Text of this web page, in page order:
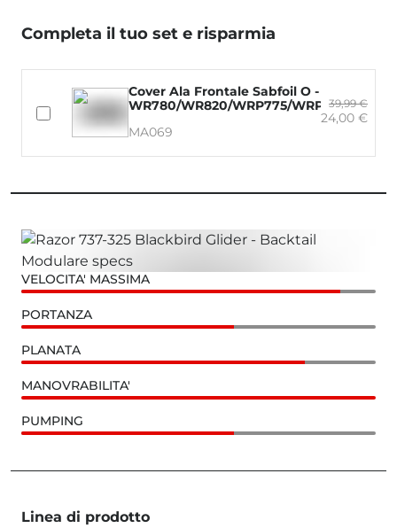
Completa il tuo set e risparmia
Cover Ala Frontale Sabfoil O -
WR780/WR820/WRP775/WRP825/
MA069
39,99 €
24,00 €
VELOCITA' MASSIMA
PORTANZA
PLANATA
MANOVRABILITA'
PUMPING
Linea di prodotto